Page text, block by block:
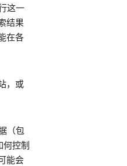
这一
结果
在各
，或
（包
控制
能会